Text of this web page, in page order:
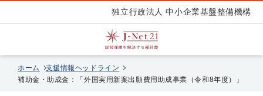
独立行政法人 中小企業基盤整備機構
ホーム
支援情報ヘッドライン
補助金・助成金：「外国実用新案出願費用助成事業（令和8年度）」